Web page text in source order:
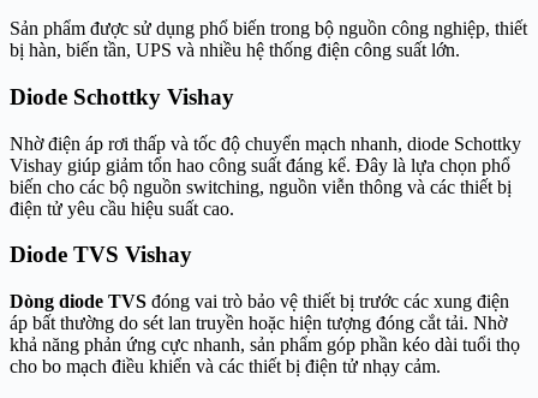
Sản phẩm được sử dụng phổ biến trong bộ nguồn công nghiệp, thiết
bị hàn, biến tần, UPS và nhiều hệ thống điện công suất lớn.
Diode Schottky Vishay
Nhờ điện áp rơi thấp và tốc độ chuyển mạch nhanh, diode Schottky
Vishay giúp giảm tổn hao công suất đáng kể. Đây là lựa chọn phổ
biến cho các bộ nguồn switching, nguồn viễn thông và các thiết bị
điện tử yêu cầu hiệu suất cao.
Diode TVS Vishay
Dòng diode TVS đóng vai trò bảo vệ thiết bị trước các xung điện
áp bất thường do sét lan truyền hoặc hiện tượng đóng cắt tải. Nhờ
khả năng phản ứng cực nhanh, sản phẩm góp phần kéo dài tuổi thọ
cho bo mạch điều khiển và các thiết bị điện tử nhạy cảm.